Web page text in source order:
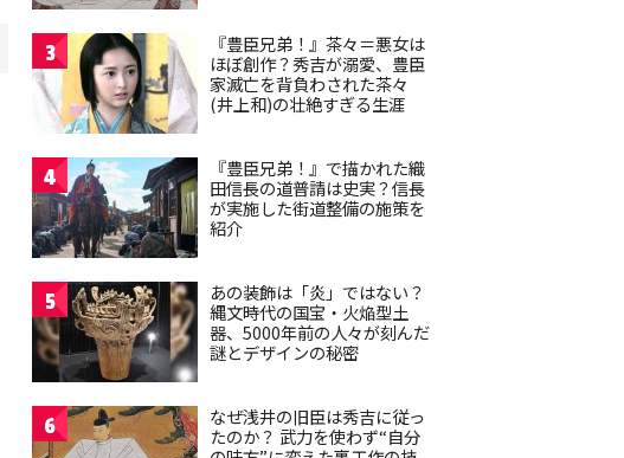
3
『豊臣兄弟！』茶々＝悪女は
ほぼ創作？秀吉が溺愛、豊臣
家滅亡を背負わされた茶々
(井上和)の壮絶すぎる生涯
4
『豊臣兄弟！』で描かれた織
田信長の道普請は史実？信長
が実施した街道整備の施策を
紹介
5
あの装飾は「炎」ではない？
縄文時代の国宝・火焔型土
器、5000年前の人々が刻んだ
謎とデザインの秘密
6
なぜ浅井の旧臣は秀吉に従っ
たのか？ 武力を使わず“自分